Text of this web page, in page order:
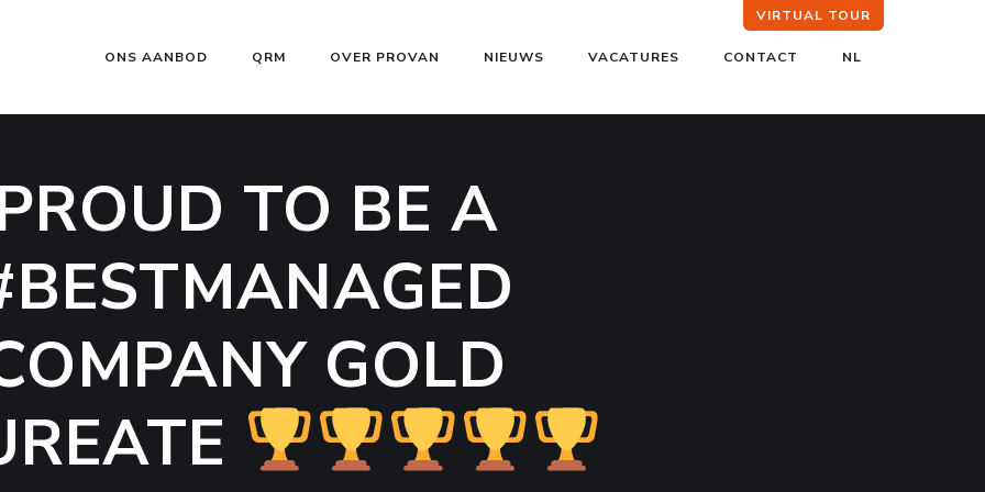
ONS AANBOD QRM OVER PROVAN NIEUWS VACATURES CONTACT NL
VIRTUAL TOUR
TO BE A
GOLD